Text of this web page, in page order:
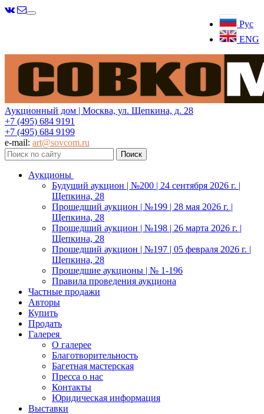
Рус
ENG
Меню
Аукционный дом | Москва, ул. Щепкина, д. 28
+7 (495) 684 9191
+7 (495) 684 9199
e-mail: art@sovcom.ru
Аукционы
Будущий аукцион | №200 | 24 сентября 2026 г. |
Щепкина, 28
Прошедший аукцион | №199 | 28 мая 2026 г. |
Щепкина, 28
Прошедший аукцион | №198 | 26 марта 2026 г. |
Щепкина, 28
Прошедший аукцион | №197 | 05 февраля 2026 г. |
Щепкина, 28
Прошедшие аукционы | № 1-196
Правила проведения аукциона
Частные продажи
Авторы
Купить
Продать
Галерея
О галерее
Благотворительность
Багетная мастерская
Пресса о нас
Контакты
Юридическая информация
Выставки